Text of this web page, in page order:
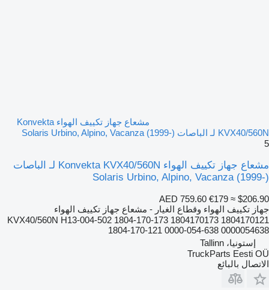
مشعاع جهاز تكييف الهواء Konvekta
KVX40/560N لـ الباصات Solaris Urbino, Alpino, Vacanza (1999-)
5
مشعاع جهاز تكييف الهواء Konvekta KVX40/560N لـ الباصات
Solaris Urbino, Alpino, Vacanza (1999-)
AED 759.60 €179 ≈ $206.90
جهاز تكييف الهواء وقطاع الغيار - مشعاع جهاز تكييف الهواء
KVX40/560N H13-004-502 1804-170-173 1804170173 1804170121
1804-170-121 0000-054-638 0000054638
إستونيا، Tallinn
TruckParts Eesti OÜ
الاتصال بالبائع